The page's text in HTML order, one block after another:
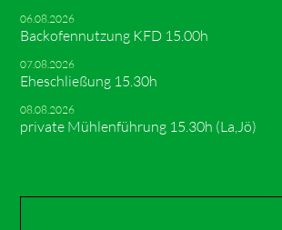
06.08.2026
Backofennutzung KFD 15.00h
07.08.2026
Eheschließung 15.30h
08.08.2026
private Mühlenführung 15.30h (La,Jö)